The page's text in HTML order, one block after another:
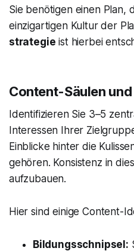
Sie benötigen einen
einzigartigen Kultur der
strategie ist hierbei
Content-Säulen
Identifizieren Sie 3–5
Interessen Ihrer
Einblicke hinter die
gehören. Konsistenz in
aufzubauen.
Hier sind einige Content-
Bildungsschnipsel: